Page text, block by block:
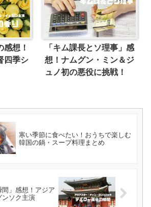
感想！
四季シ
「キム課長とソ理事」感
想！ナムグン・ミン＆ジ
ュノ初の悪役に挑戦！
寒い季節に食べたい！おうちで楽しむ
韓国の鍋・スープ料理まとめ
間」感想！アジア
ソク主演